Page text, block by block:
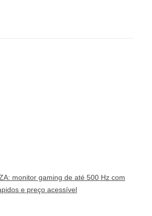
monitor gaming de até 500 Hz com
e preço acessível